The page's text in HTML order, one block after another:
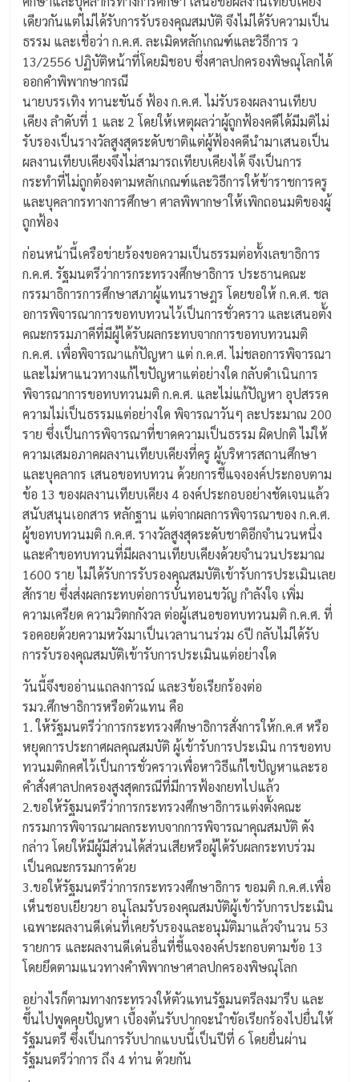
เดียวกันแต่ไม่ได้รับการรับรองคุณสมบัติ จึงไม่ได้รับความเป็น
ธรรม และเชื่อว่า ก.ค.ศ. ละเมิดหลักเกณฑ์และวิธีการ ว
13/2556 ปฏิบัติหน้าที่โดยมิชอบ ซึ่งศาลปกครองพิษณุโลกได้
ออกคำพิพากษากรณี
นายบรรเทิง ทานะขันธ์ ฟ้อง ก.ค.ศ. ไม่รับรองผลงานเทียบ
เคียง ลำดับที่ 1 และ 2 โดยให้เหตุผลว่าผู้ถูกฟ้องคดีได้มีมติไม่
รับรองเป็นรางวัลสูงสุดระดับชาติแต่ผู้ฟ้องคดีนำมาเสนอเป็น
ผลงานเทียบเคียงจึงไม่สามารถเทียบเคียงได้ จึงเป็นการ
กระทำที่ไม่ถูกต้องตามหลักเกณฑ์และวิธีการให้ข้าราชการครู
และบุคลากรทางการศึกษา ศาลพิพากษาให้เพิกถอนมติของผู้
ถูกฟ้อง
ก่อนหน้านี้เครือข่ายร้องขอความเป็นธรรมต่อทั้งเลขาธิการ
ก.ค.ศ. รัฐมนตรีว่าการกระทรวงศึกษาธิการ ประธานคณะ
กรรมาธิการการศึกษาสภาผู้แทนราษฎร โดยขอให้ ก.ค.ศ. ชล
อการพิจารณาการขอทบทวนไว้เป็นการชั่วคราว และเสนอตั้ง
คณะกรรมภาคีที่มีผู้ได้รับผลกระทบจากการขอทบทวนมติ
ก.ค.ศ. เพื่อพิจารณาแก้ปัญหา แต่ ก.ค.ศ. ไม่ชลอการพิจารณา
และไม่หาแนวทางแก้ไขปัญหาแต่อย่างใด กลับดำเนินการ
พิจารณาการขอทบทวนมติ ก.ค.ศ. และไม่แก้ปัญหา อุปสรรค
ความไม่เป็นธรรมแต่อย่างใด พิจารณาวันๆ ละประมาณ 200
ราย ซึ่งเป็นการพิจารณาที่ขาดความเป็นธรรม ผิดปกติ ไม่ให้
ความเสมอภาคผลงานเทียบเคียงที่ครู ผู้บริหารสถานศึกษา
และบุคลากร เสนอขอทบทวน ด้วยการชี้แจงองค์ประกอบตาม
ข้อ 13 ของผลงานเทียบเคียง 4 องค์ประกอบอย่างชัดเจนแล้ว
สนับสนุนเอกสาร หลักฐาน แต่จากผลการพิจารณาของ ก.ค.ศ.
ผู้ขอทบทวนมติ ก.ค.ศ. รางวัลสูงสุดระดับชาติอีกจำนวนหนึ่ง
และคำขอทบทวนที่มีผลงานเทียบเคียงด้วยจำนวนประมาณ
1600 ราย ไม่ได้รับการรับรองคุณสมบัติเข้ารับการประเมินเลย
สักราย ซึ่งส่งผลกระทบต่อการบั่นทอนขวัญ กำลังใจ เพิ่ม
ความเครียด ความวิตกกังวล ต่อผู้เสนอขอทบทวนมติ ก.ค.ศ. ที่
รอคอยด้วยความหวังมาเป็นเวลานานร่วม 6ปี กลับไม่ได้รับ
การรับรองคุณสมบัติเข้ารับการประเมินแต่อย่างใด
วันนี้จึงขออ่านแถลงการณ์ และ3ข้อเรียกร้องต่อ
รมว.ศึกษาธิการหรือตัวแทน คือ
1. ให้รัฐมนตรีว่าการกระทรวงศึกษาธิการสั่งการให้ก.ค.ศ หรือ
หยุดการประกาศผลคุณสมบัติ ผู้เข้ารับการประเมิน การขอทบ
ทวนมติกคศไว้เป็นการชั่วคราวเพื่อหาวิธีแก้ไขปัญหาและรอ
คำสั่งศาลปกครองสูงสุดกรณีที่มีการฟ้องกยทไปแล้ว
2.ขอให้รัฐมนตรีว่าการกระทรวงศึกษาธิการแต่งตั้งคณะ
กรรมการพิจารณาผลกระทบจากการพิจารณาคุณสมบัติ ดัง
กล่าว โดยให้มีผู้มีส่วนได้ส่วนเสียหรือผู้ได้รับผลกระทบร่วม
เป็นคณะกรรมการด้วย
3.ขอให้รัฐมนตรีว่าการกระทรวงศึกษาธิการ ขอมติ ก.ค.ศ.เพื่อ
เห็นชอบเยียวยา อนุโลมรับรองคุณสมบัติผู้เข้ารับการประเมิน
เฉพาะผลงานดีเด่นที่เคยรับรองและอนุมัติมาแล้วจำนวน 53
รายการ และผลงานดีเด่นอื่นที่ชี้แจงองค์ประกอบตามข้อ 13
โดยยึดตามแนวทางคำพิพากษาศาลปกครองพิษณุโลก
อย่างไรก็ตามทางกระทรวงให้ตัวแทนรัฐมนตรีลงมารีบ และ
ขึ้นไปพูดคุยปัญหา เบื้องต้นรับปากจะนำขัอเรียกร้องไปยื่นให้
รัฐมนตรี ซึ่งเป็นการรับปากแบบนี้เป็นปีที่ 6 โดยยื่นผ่าน
รัฐมนตรีว่าการ ถึง 4 ท่าน ด้วยกัน